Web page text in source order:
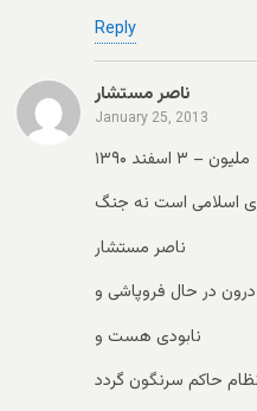
Reply
ناصر مستشار
January 25, 2013
ملیون – ۳ اسفند ۱۳۹۰
ناصر مستشار
درون در حال فروپاشی و
نابودی هست و